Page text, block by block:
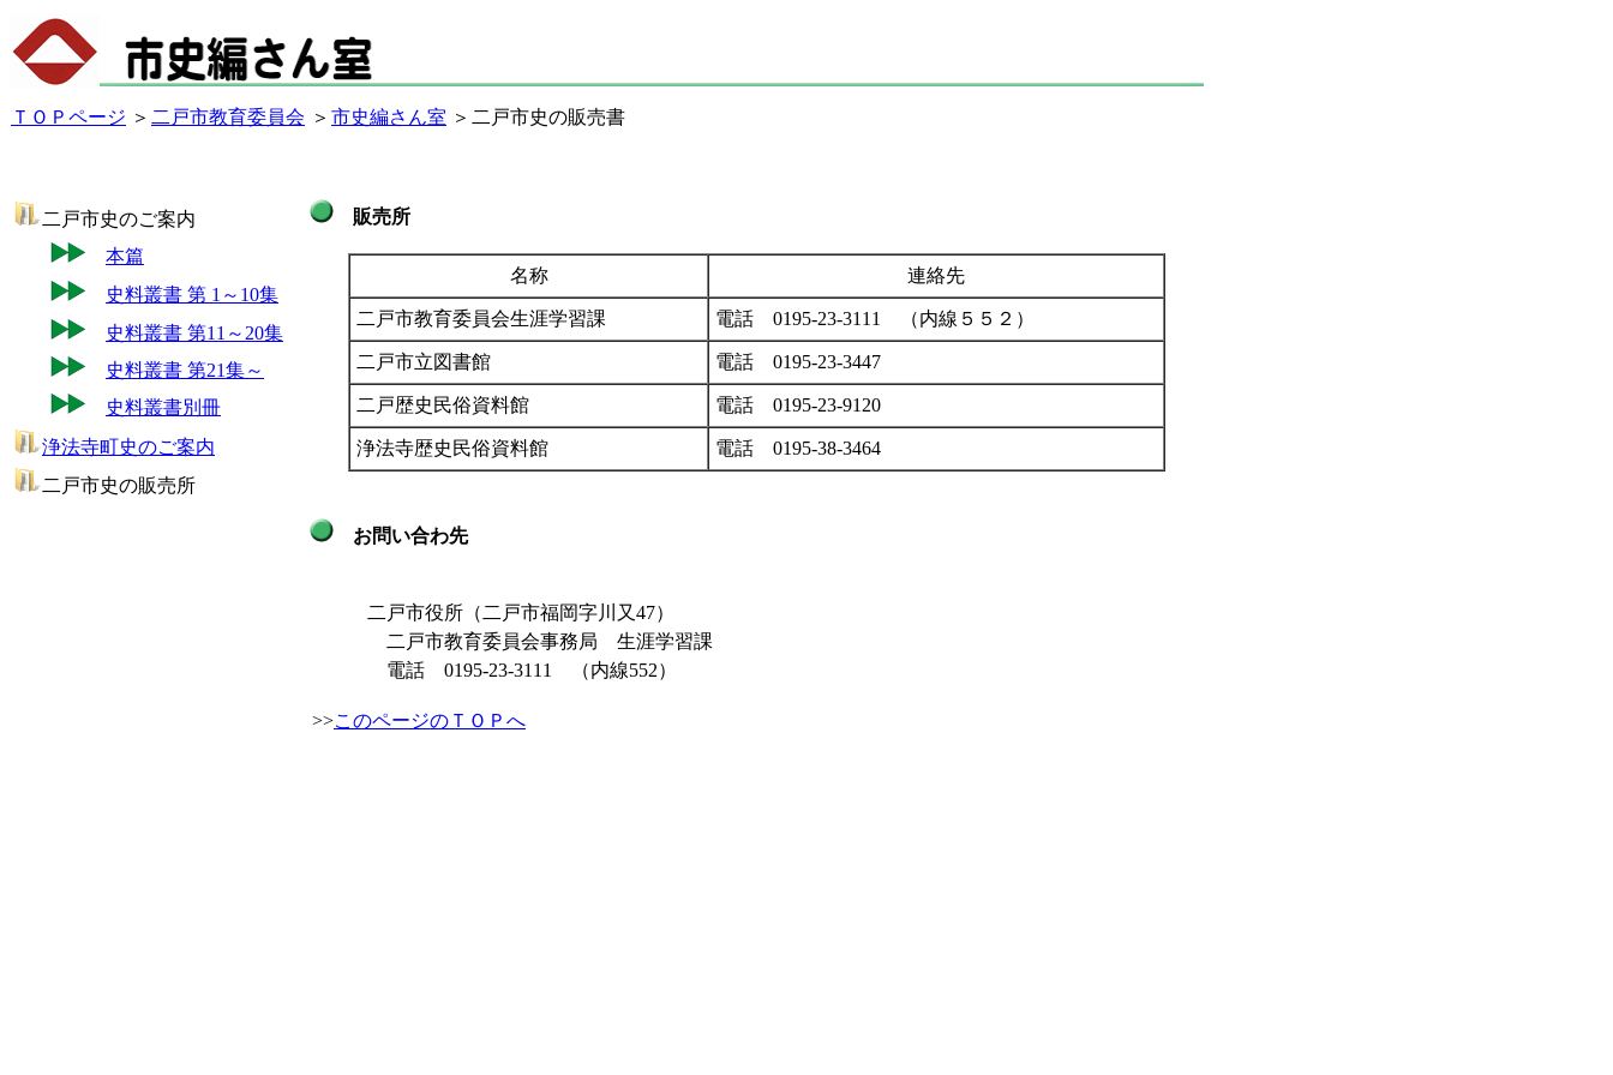
二戸市史のご案内
本篇
史料叢書 第 1～10集
史料叢書 第11～20集
史料叢書 第21集～
史料叢書別冊
浄法寺町史のご案内
二戸市史の販売所
販売所
名称 連絡先
二戸市教育委員会生涯学習課 電話 0195-23-3111 （内線５５２）
二戸市立図書館 電話 0195-23-3447
二戸歴史民俗資料館 電話 0195-23-9120
浄法寺歴史民俗資料館 電話 0195‐38-3464
お問い合わ先
二戸市役所（二戸市福岡字川又47）
二戸市教育委員会事務局 生涯学習課
電話 0195-23-3111 （内線552）
>>このページのＴＯＰへ
ＴＯＰページ ＞ 二戸市教育委員会 ＞ 市史編さん室 ＞ 二戸市史の販売書